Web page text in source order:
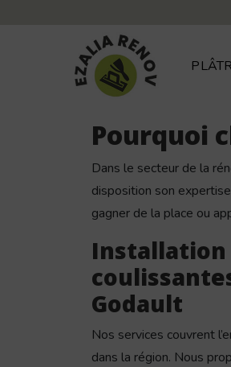
Pourquoi
Dans le secteur de la
disposition son
gagner de la place ou
Installation
Godault
Nos services couvrent
dans la région. Nous